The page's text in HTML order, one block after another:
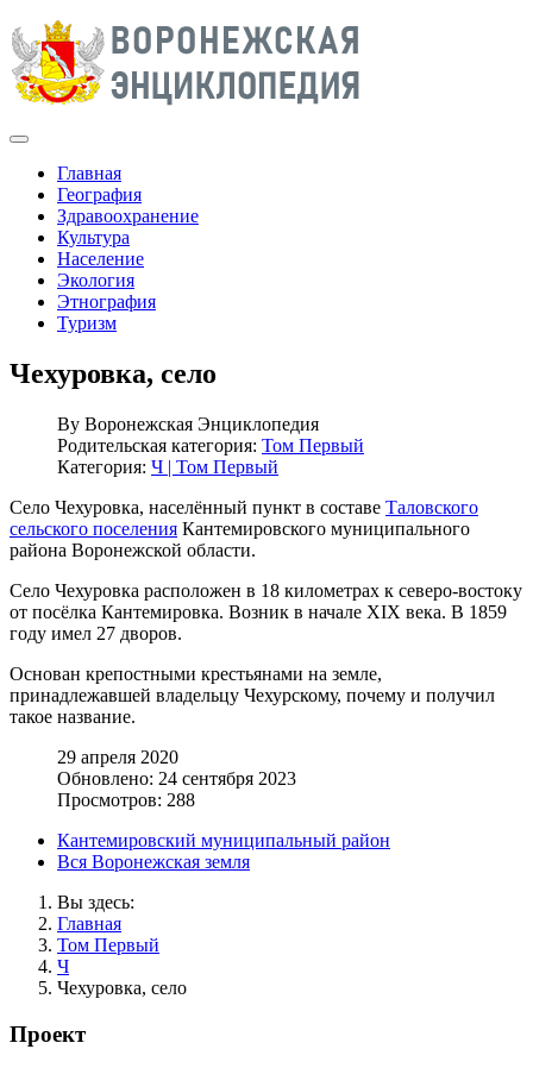
Главная
География
Здравоохранение
Культура
Население
Экология
Этнография
Туризм
Чехуровка, село
By Воронежская Энциклопедия
Родительская категория: Том Первый
Категория: Ч | Том Первый
Село Чехуровка, населённый пункт в составе Таловского
сельского поселения Кантемировского муниципального
района Воронежской области.
Село Чехуровка расположен в 18 километрах к северо-востоку
от посёлка Кантемировка. Возник в начале XIX века. В 1859
году имел 27 дворов.
Основан крепостными крестьянами на земле,
принадлежавшей владельцу Чехурскому, почему и получил
такое название.
29 апреля 2020
Обновлено: 24 сентября 2023
Просмотров: 288
Кантемировский муниципальный район
Вся Воронежская земля
Вы здесь:
Главная
Том Первый
Ч
Чехуровка, село
Проект